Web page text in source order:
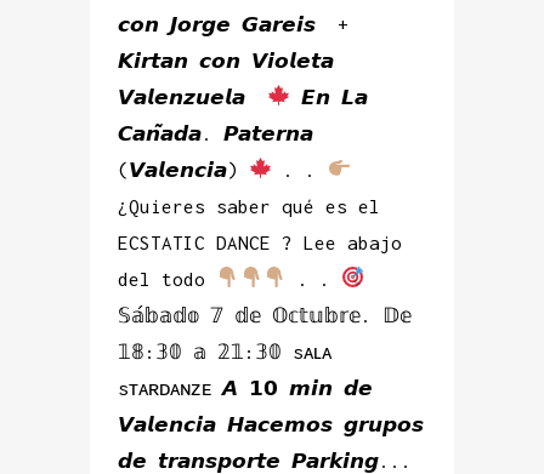
𝙘𝙤𝙣 𝙅𝙤𝙧𝙜𝙚 𝙂𝙖𝙧𝙚𝙞𝙨 +
𝙆𝙞𝙧𝙩𝙖𝙣 𝙘𝙤𝙣 𝙑𝙞𝙤𝙡𝙚𝙩𝙖
𝙑𝙖𝙡𝙚𝙣𝙯𝙪𝙚𝙡𝙖
𝙀𝙣 𝙇𝙖
𝘾𝙖𝙣̃𝙖𝙙𝙖. 𝙋𝙖𝙩𝙚𝙧𝙣𝙖
(𝙑𝙖𝙡𝙚𝙣𝙘𝙞𝙖)
. .
¿Quieres saber qué es el
ECSTATIC DANCE ? Lee abajo
del todo
. .
𝕊𝕒́𝕓𝕒𝕕𝕠 𝟟 𝕕𝕖 𝕆𝕔𝕥𝕦𝕓𝕣𝕖. 𝔻𝕖
𝟙𝟠:𝟛𝟘 𝕒 𝟚𝟙:𝟛𝟘 sᴀʟᴀ
sᴛᴀʀᴅᴀɴᴢᴇ 𝘼 𝟭𝟬 𝙢𝙞𝙣 𝙙𝙚
𝙑𝙖𝙡𝙚𝙣𝙘𝙞𝙖 𝙃𝙖𝙘𝙚𝙢𝙤𝙨 𝙜𝙧𝙪𝙥𝙤𝙨
𝙙𝙚 𝙩𝙧𝙖𝙣𝙨𝙥𝙤𝙧𝙩𝙚 𝙋𝙖𝙧𝙠𝙞𝙣𝙜...